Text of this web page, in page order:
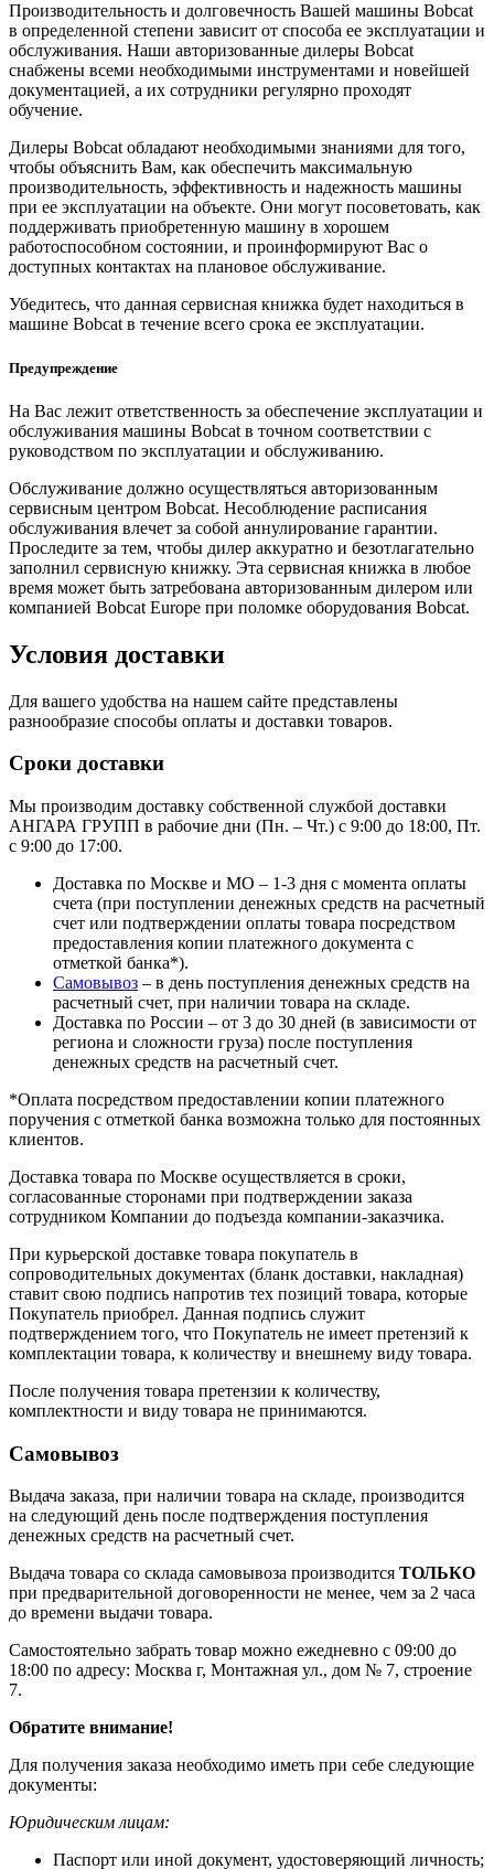
Производительность и долговечность Вашей машины Bobcat
в определенной степени зависит от способа ее эксплуатации и
обслуживания. Наши авторизованные дилеры Bobcat
снабжены всеми необходимыми инструментами и новейшей
документацией, а их сотрудники регулярно проходят
обучение.
Дилеры Bobcat обладают необходимыми знаниями для того,
чтобы объяснить Вам, как обеспечить максимальную
производительность, эффективность и надежность машины
при ее эксплуатации на объекте. Они могут посоветовать, как
поддерживать приобретенную машину в хорошем
работоспособном состоянии, и проинформируют Вас о
доступных контактах на плановое обслуживание.
Убедитесь, что данная сервисная книжка будет находиться в
машине Bobcat в течение всего срока ее эксплуатации.
Предупреждение
На Вас лежит ответственность за обеспечение эксплуатации и
обслуживания машины Bobcat в точном соответствии с
руководством по эксплуатации и обслуживанию.
Обслуживание должно осуществляться авторизованным
сервисным центром Bobcat. Несоблюдение расписания
обслуживания влечет за собой аннулирование гарантии.
Проследите за тем, чтобы дилер аккуратно и безотлагательно
заполнил сервисную книжку. Эта сервисная книжка в любое
время может быть затребована авторизованным дилером или
компанией Bobcat Europe при поломке оборудования Bobcat.
Условия доставки
Для вашего удобства на нашем сайте представлены
разнообразие способы оплаты и доставки товаров.
Сроки доставки
Мы производим доставку собственной службой доставки
АНГАРА ГРУПП в рабочие дни (Пн. – Чт.) с 9:00 до 18:00, Пт.
с 9:00 до 17:00.
Доставка по Москве и МО – 1-3 дня с момента оплаты
счета (при поступлении денежных средств на расчетный
счет или подтверждении оплаты товара посредством
предоставления копии платежного документа с
отметкой банка*).
Самовывоз – в день поступления денежных средств на
расчетный счет, при наличии товара на складе.
Доставка по России – от 3 до 30 дней (в зависимости от
региона и сложности груза) после поступления
денежных средств на расчетный счет.
*Оплата посредством предоставлении копии платежного
поручения с отметкой банка возможна только для постоянных
клиентов.
Доставка товара по Москве осуществляется в сроки,
согласованные сторонами при подтверждении заказа
сотрудником Компании до подъезда компании-заказчика.
При курьерской доставке товара покупатель в
сопроводительных документах (бланк доставки, накладная)
ставит свою подпись напротив тех позиций товара, которые
Покупатель приобрел. Данная подпись служит
подтверждением того, что Покупатель не имеет претензий к
комплектации товара, к количеству и внешнему виду товара.
После получения товара претензии к количеству,
комплектности и виду товара не принимаются.
Самовывоз
Выдача заказа, при наличии товара на складе, производится
на следующий день после подтверждения поступления
денежных средств на расчетный счет.
Выдача товара со склада самовывоза производится ТОЛЬКО
при предварительной договоренности не менее, чем за 2 часа
до времени выдачи товара.
Самостоятельно забрать товар можно ежедневно с 09:00 до
18:00 по адресу: Москва г, Монтажная ул., дом № 7, строение
7.
Обратите внимание!
Для получения заказа необходимо иметь при себе следующие
документы:
Юридическим лицам:
Паспорт или иной документ, удостоверяющий личность;